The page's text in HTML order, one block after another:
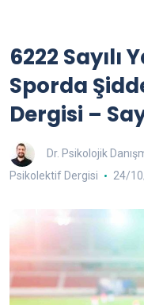
6222 Sayılı
Sporda
Dergisi –
Dr. Psikolojik
Psikolektif Dergisi
24/